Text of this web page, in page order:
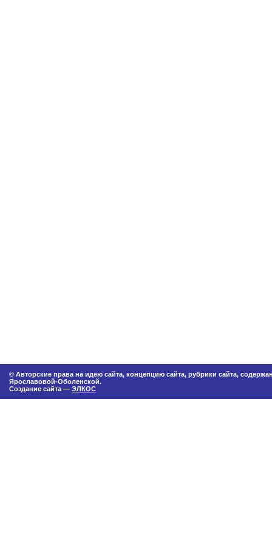
© Авторские права на идею сайта, концепцию сайта, рубрики сайта,
Ярославовой-Оболенской.
Создание сайта — ЭЛКОС